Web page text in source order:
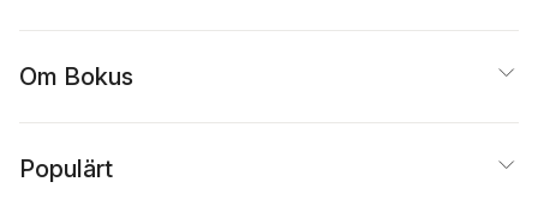
Om Bokus
Populärt